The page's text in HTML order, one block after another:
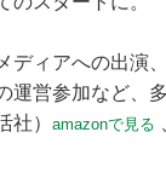
ディアへの出演
運営参加など、
社） amazonで見る